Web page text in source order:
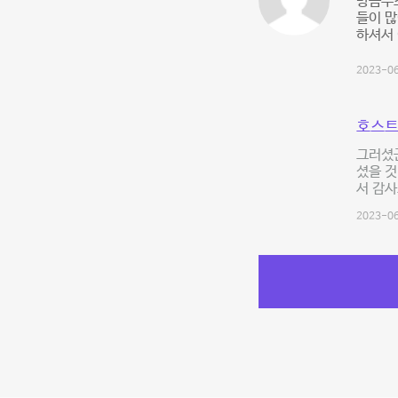
들이
하셔서
2023-
호스
그러셨
셨을
서 감
2023-